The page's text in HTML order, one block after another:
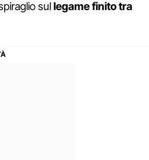
sullegame finito tra